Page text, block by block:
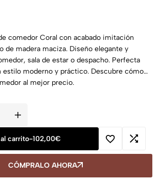
comedor Coral con acabado imitación
de madera maciza. Diseño elegante y
sala de estar o despacho. Perfecta
estilo moderno y práctico. Descubre cómo
al mejor precio.
carrito-102,00€
CÓMPRALO AHORA